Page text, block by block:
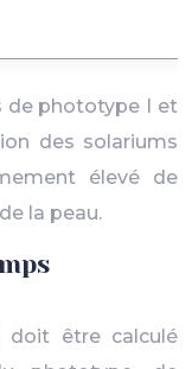
de phototype I et
des solariums
élevé de
la peau.
doit être calculé